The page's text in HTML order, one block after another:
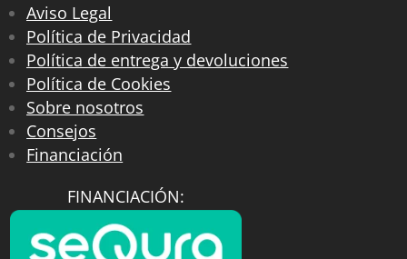
Aviso Legal
Política de Privacidad
Política de entrega y devoluciones
Política de Cookies
Sobre nosotros
Consejos
Financiación
FINANCIACIÓN: